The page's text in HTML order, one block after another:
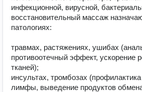
инфекционной, вирусной,
восстановительный массаж
патологиях:
травмах, растяжениях, ушибах
противоотечный эффект, ускорение
тканей);
инсультах, тромбозах
лимфы, выведение продуктов